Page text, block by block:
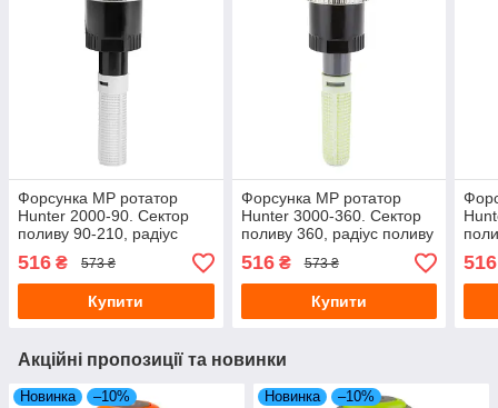
Форсунка МР ротатор
Hunter 2000-90. Сектор
поливу 90-210, радіус
поливу 4-6,7 м
516 ₴ 573 ₴
Купити
Форсунка MP ротатор
Hunter 3000-360. Сектор
поливу 360, радіус поливу
6,7-9,1 м
516₴ 573 ₴
Купити
516
Акційні пропозиції та новинки
Новинка –10% Новинка –10%